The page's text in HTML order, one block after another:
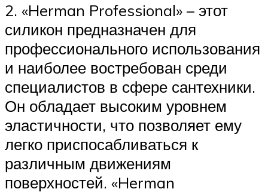
2. «Herman Professional» – этот
силикон предназначен для
профессионального использования
и наиболее востребован среди
специалистов в сфере сантехники.
Он обладает высоким уровнем
эластичности, что позволяет ему
легко приспосабливаться к
различным движениям
поверхностей. «Herman